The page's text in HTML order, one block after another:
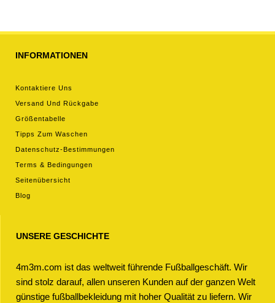
INFORMATIONEN
Kontaktiere Uns
Versand Und Rückgabe
Größentabelle
Tipps Zum Waschen
Datenschutz-Bestimmungen
Terms & Bedingungen
Seitenübersicht
Blog
UNSERE GESCHICHTE
4m3m.com ist das weltweit führende Fußballgeschäft. Wir
sind stolz darauf, allen unseren Kunden auf der ganzen Welt
günstige fußballbekleidung mit hoher Qualität zu liefern. Wir